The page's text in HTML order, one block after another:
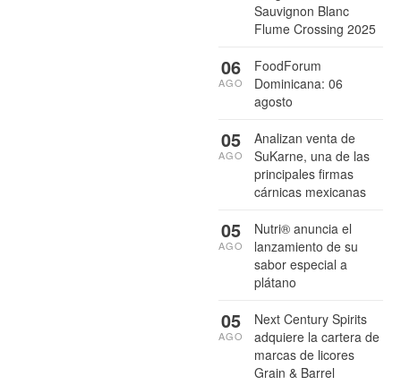
Sauvignon Blanc
Flume Crossing 2025
FoodForum
Dominicana: 06
agosto
06
AGO
Analizan venta de
SuKarne, una de las
principales firmas
cárnicas mexicanas
05
AGO
Nutri® anuncia el
lanzamiento de su
sabor especial a
plátano
05
AGO
Next Century Spirits
adquiere la cartera de
marcas de licores
Grain & Barrel
05
AGO